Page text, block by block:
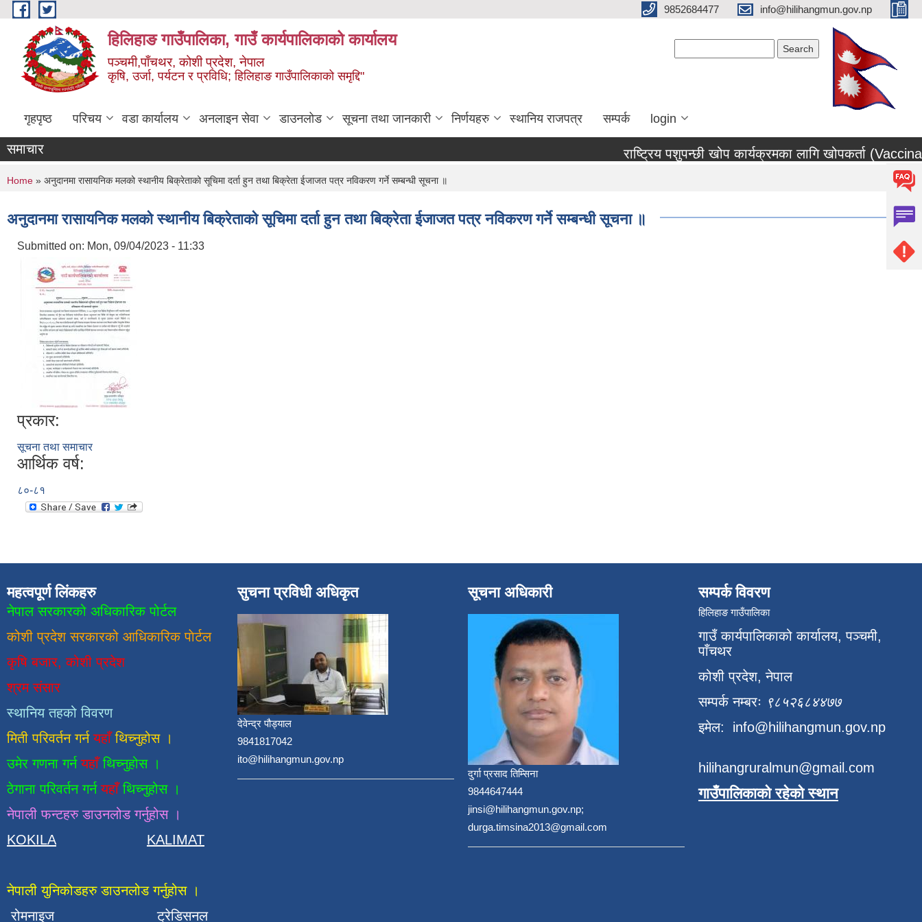
Skip to main content 9852684477 info@hilihangmun.gov.np
हिलिहाङ गाउँपालिका, गाउँ कार्यपालिकाको कार्यालय
पञ्चमी,पाँचथर, कोशी प्रदेश, नेपाल
कृषि, उर्जा, पर्यटन र प्रविधि; हिलिहाङ गाउँपालिकाको समृद्दि"
गृहपृष्ठ परिचय वडा कार्यालय अनलाइन सेवा डाउनलोड सूचना तथा जानकारी निर्णयहरु स्थानिय राजपत्र सम्पर्क login
समाचार राष्ट्रिय पशुपन्छी खोप कार्यक्रमका लागि खोपकर्ता
You are here
Home » अनुदानमा रासायनिक मलको स्थानीय बिक्रेताको सूचिमा दर्ता हुन तथा बिक्रेता ईजाजत पत्र नविकरण गर्ने सम्बन्धी सूचना ॥
अनुदानमा रासायनिक मलको स्थानीय बिक्रेताको सूचिमा दर्ता हुन तथा बिक्रेता ईजाजत पत्र नविकरण गर्ने सम्बन्धी सूचना ॥
Submitted on: Mon, 09/04/2023 - 11:33
प्रकार:
सूचना तथा समाचार
आर्थिक वर्ष:
८०-८१
महत्वपूर्ण लिंकहरु
नेपाल सरकारको अधिकारिक पोर्टल
कोशी प्रदेश सरकारको आधिकारिकपाेर्टल
कृषि बजार, कोशी प्रदेश
श्रम संसार
स्थानिय तहको विवरण
मिती परिवर्तन गर्न यहाँ थिच्नुहोस ।
उमेर गणना गर्नयहाँथिच्नुहोस ।
ठेगाना परिवर्तन गर्नयहाँ थिच्नुहोस ।
नेपाली फन्टहरु डाउनलोड गर्नुहोस ।
KOKILA
KALIMAT
नेपाली युनिकोडहरु डाउनलोड गर्नुहोस ।
रोमनाइज
ट्रेडिसनल
सुचना प्रविधी अधिकृत
देवेन्द्र पौड्याल
9841817042
ito@hilihangmun.gov.np
सूचना अधिकारी
दुर्गा प्रसाद तिम्सिना
9844647444
jinsi@hilihangmun.gov.np;
durga.timsina2013@gmail.com
सम्पर्क विवरण
हिलिहाङ गाउँपालिका
गाउँ कार्यपालिकाको कार्यालय, पञ्चमी,
पाँचथर
कोशी प्रदेश, नेपाल
सम्पर्क नम्बरः ९८५२६८४४७७
इमेल: info@hilihangmun.gov.np
hilihangruralmun@gmail.com
गाउँपालिकाको रहेको स्थान